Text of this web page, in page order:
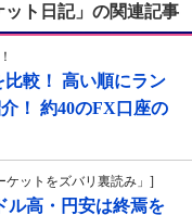
ト日記」の関連記事
較！ 高い順にラン
！ 約40のFX口座の
ケットをズバリ裏読み」]
ル高・円安は終焉を